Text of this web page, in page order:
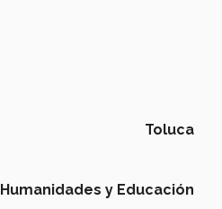
Toluca
Humanidades y Educación